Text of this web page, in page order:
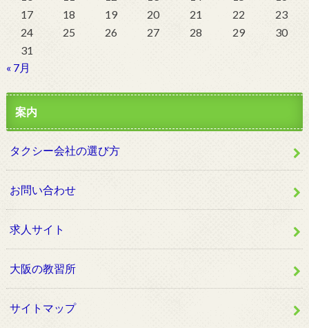
17
18 19 20 21 22
23
24
25 26 27 28 29
30
31
« 7月
案内
タクシー会社の選び方
お問い合わせ
求人サイト
大阪の教習所
サイトマップ